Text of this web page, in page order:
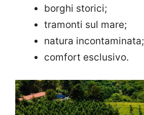
borghi storici;
tramonti sul mare;
natura incontaminata;
comfort esclusivo.